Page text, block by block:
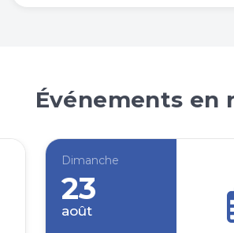
Événements en
Dimanche
23
août